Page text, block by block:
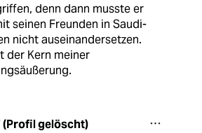
denn dann musste er
seinen Freunden in Saudi-
nicht auseinandersetzen.
der Kern meiner
(Profil gelöscht)